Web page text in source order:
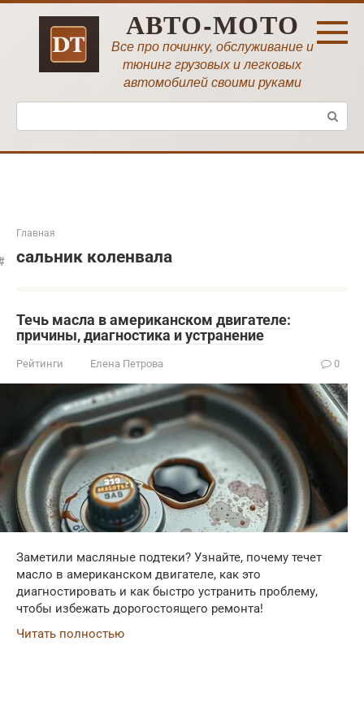
Перейти
АВТО-МОТО
Все про починку, обслуживание и
тюнинг грузовых и легковых
автомобилей своими руками
Поиск:
Главная
сальник коленвала
Течь масла в американском двигателе:
причины, диагностика и устранение
Рейтинги Елена Петрова 0
Заметили масляные подтеки? Узнайте, почему течет
масло в американском двигателе, как это
диагностировать и как быстро устранить проблему,
чтобы избежать дорогостоящего ремонта!
Читать полностью